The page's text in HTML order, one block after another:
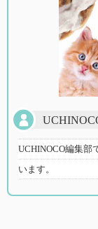
UCHINOCO編集部
います。